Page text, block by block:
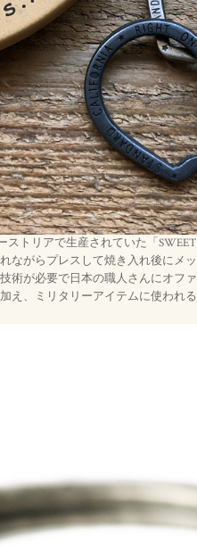
ストリアで生産されていた「
ながらプレスして焼き入れ後にメッ
術が必要で日本の職人さんにオフ
え、ミリタリーアイテムに使われ